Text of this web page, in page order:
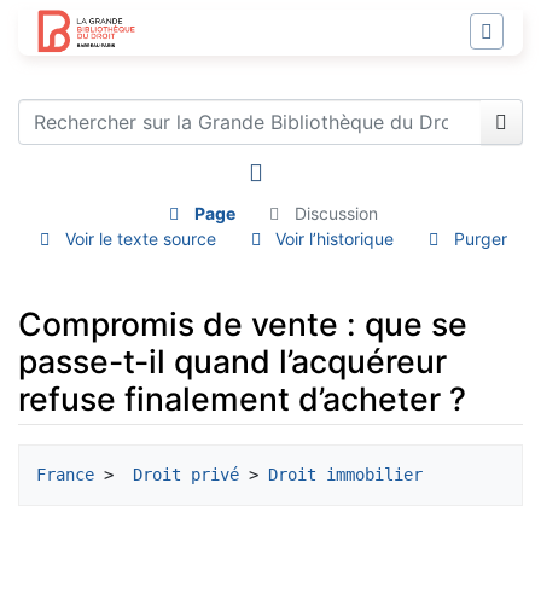
Page
Discussion
Voir le texte source
Voir l’historique Purger
Compromis de vente : que se
passe-t-il quand l’acquéreur
refuse finalement d’acheter ?
France > Droit privé > Droit immobilier